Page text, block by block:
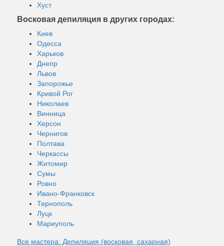
Хуст
Восковая депиляция в других городах:
Киев
Одесса
Харьков
Днепр
Львов
Запорожье
Кривой Рог
Николаев
Винница
Херсон
Чернигов
Полтава
Черкассы
Житомир
Сумы
Ровно
Ивано-Франковск
Тернополь
Луцк
Мариуполь
Все мастера: Депиляция (восковая, сахарная)